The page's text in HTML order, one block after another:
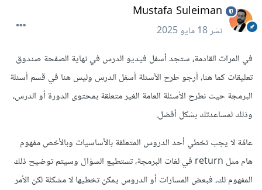
Mustafa Suleiman
نشر18 مايو 2025
في المرات القادمة، ستجد أسفل فيديو الدرس في نهاية الصفحة صندوق
تعليقات كما هنا، أرجو طرح الأسئلة أسفل الدرس وليس هنا في قسم أسئلة
البرمجة حيث نطرح الأسئلة العامة الغير متعلقة بمحتوى الدورة أو الدرس،
وذلك لمساعدتك بشكل أفضل.
عامًة لا يجب تخطي أحد الدروس المتعلقة بالأساسيات وبالأخص مفهوم
هام مثل return في لغات البرمجة، تستطيع السؤال وسيتم توضيح ذلك
المفهوم لك، فبعض المسارات أو الدروس يمكن تخطيها لا مشكلة لكن الأمر